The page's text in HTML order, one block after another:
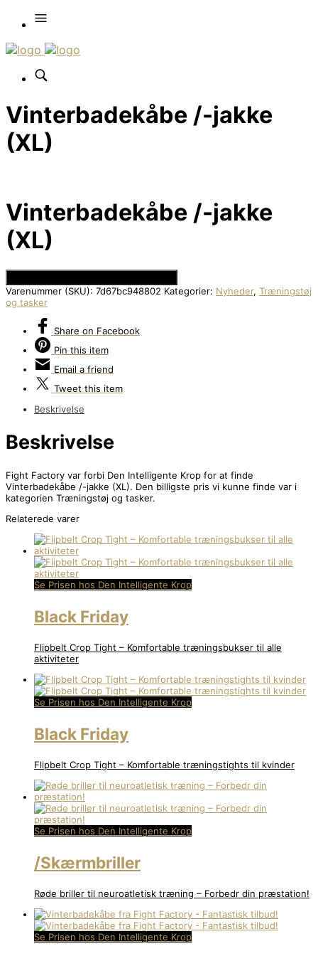
Vinterbadekåbe /-jakke
(XL)
Vinterbadekåbe /-jakke
(XL)
Varenummer (SKU): 7d67bc948802 Kategorier: Nyheder, Træningstøj
og tasker
Share on Facebook
Pin this item
Email a friend
Tweet this item
Beskrivelse
Beskrivelse
Fight Factory var forbi Den Intelligente Krop for at finde
Vinterbadekåbe /-jakke (XL). Den billigste pris vi kunne finde var i
kategorien Træningstøj og tasker.
Relaterede varer
Se Prisen hos Den Intelligente Krop
Black Friday
Flipbelt Crop Tight – Komfortable træningsbukser til alle
aktiviteter
Se Prisen hos Den Intelligente Krop
Black Friday
Flipbelt Crop Tight – Komfortable træningstights til kvinder
Se Prisen hos Den Intelligente Krop
/Skærmbriller
Røde briller til neuroatletisk træning – Forbedr din præstation!
Se Prisen hos Den Intelligente Krop